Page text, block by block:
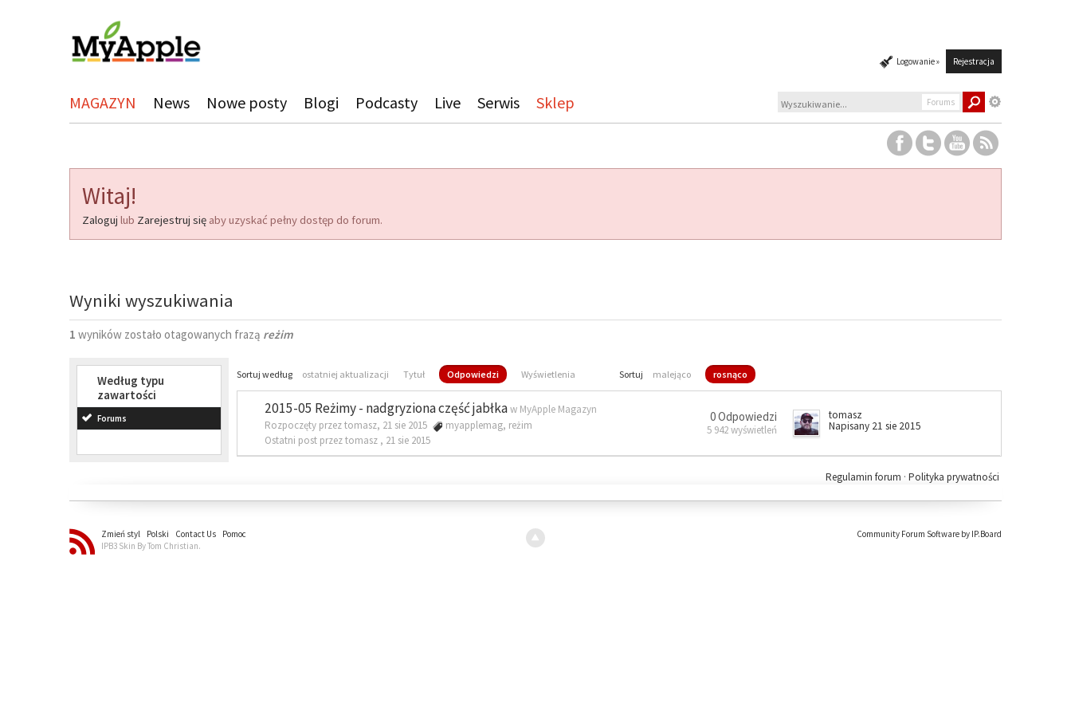
Logowanie » Rejestracja
MAGAZYN News Nowe posty Blogi Podcasty Live Serwis Sklep Forums
Witaj!
Zaloguj lub Zarejestruj się aby uzyskać pełny dostęp do forum.
Wyniki wyszukiwania
1 wyników zostało otagowanych frazą reżim
Według typu
zawartości
Forums
Sortuj według ostatniej aktualizacji Tytuł Odpowiedzi Wyświetlenia Sortuj malejąco rosnąco
2015-05 Reżimy - nadgryziona część jabłkaw MyApple Magazyn
Rozpoczęty przez tomasz, 21 sie 2015
myapplemag, reżim
Ostatni post przez tomasz , 21 sie 2015
0 Odpowiedzi
5 942 wyświetleń
tomasz
Napisany 21 sie 2015
Polityka prywatności
Regulamin forum ·
Zmień styl Polski Contact Us
Pomoc
IPB3 Skin By Tom Christian.
Community Forum Software by IP.Board